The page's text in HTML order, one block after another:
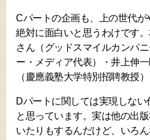
Cパートの企画も、上の世代
絶対に面白いと思うわけです
さん（グッドスマイルカンパ
ー・メディア代表）・井上伸
（慶應義塾大学特別招聘教授
Dパートに関しては実現しな
と思っています。実は他の出
いたりもするんだけど、いろ